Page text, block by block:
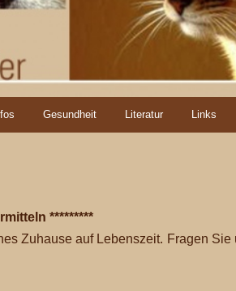
Gesundheit Literatur Links
*********
Zuhause auf Lebenszeit. Fragen